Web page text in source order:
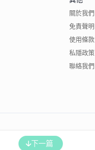
下一篇
關於我們
免責聲明
使用條款
私隱政策
聯絡我們